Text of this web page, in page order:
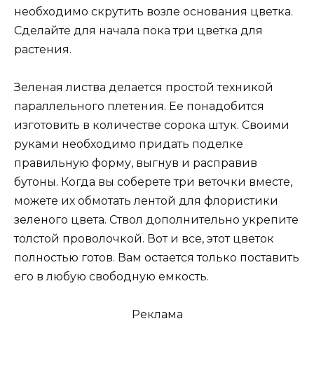
необходимо скрутить возле основания цветка.
Сделайте для начала пока три цветка для
растения.
Зеленая листва делается простой техникой
параллельного плетения. Ее понадобится
изготовить в количестве сорока штук. Своими
руками необходимо придать поделке
правильную форму, выгнув и расправив
бутоны. Когда вы соберете три веточки вместе,
можете их обмотать лентой для флористики
зеленого цвета. Ствол дополнительно укрепите
толстой проволочкой. Вот и все, этот цветок
полностью готов. Вам остается только поставить
его в любую свободную емкость.
Реклама